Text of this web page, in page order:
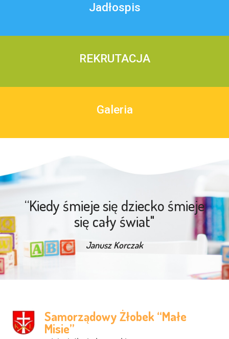
Jadłospis
REKRUTACJA
Galeria
“Kiedy śmieje się dziecko śmieje
się cały świat"
Janusz Korczak
Samorządowy Żłobek “Małe
Misie”